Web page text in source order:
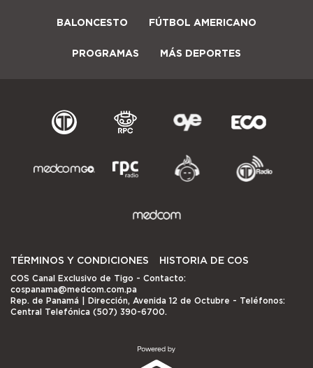
BALONCESTO FÚTBOL AMERICANO
PROGRAMAS MÁS DEPORTES
TÉRMINOS Y CONDICIONES HISTORIA DE COS
COS Canal Exclusivo de Tigo - Contacto:
cospanama@medcom.com.pa
Rep. de Panamá | Dirección, Avenida 12 de Octubre - Teléfonos:
Central Telefónica (507) 390-6700.